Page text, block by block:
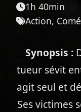
1h 40min
Action,
Synopsis :
tueur sévit
agit seul et
Ses victimes